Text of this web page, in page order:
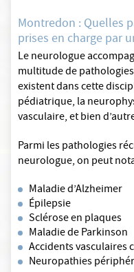
Montredon : Quelles
prises en charge par
Le neurologue
multitude de
existent dans cette
pédiatrique, la
vasculaire, et bien
Parmi les pathologies
neurologue, on peut
Maladie d’Alzheimer
Épilepsie
Sclérose en plaques
Maladie de Parkinson
Accidents vasculaires
Neuropathies